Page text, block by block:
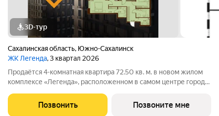
3D-тур
Сахалинская область, Южно-Сахалинск
ЖК Легенда, 3 квартал 2026
Продаётся 4-комнатная квартира 72.50 кв. м. в новом жилом
комплексе «Легенда», расположенном в самом центре города
им. Космонавта Поповича. Жилой комплекс бизнес-класса
Позвонить Позвоните мне